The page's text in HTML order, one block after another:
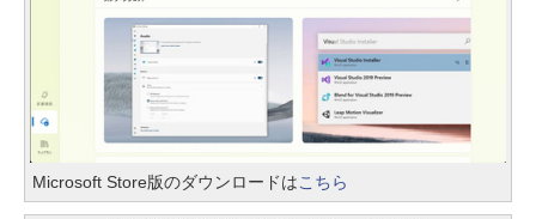
Microsoft Store版のダウンロードはこちら